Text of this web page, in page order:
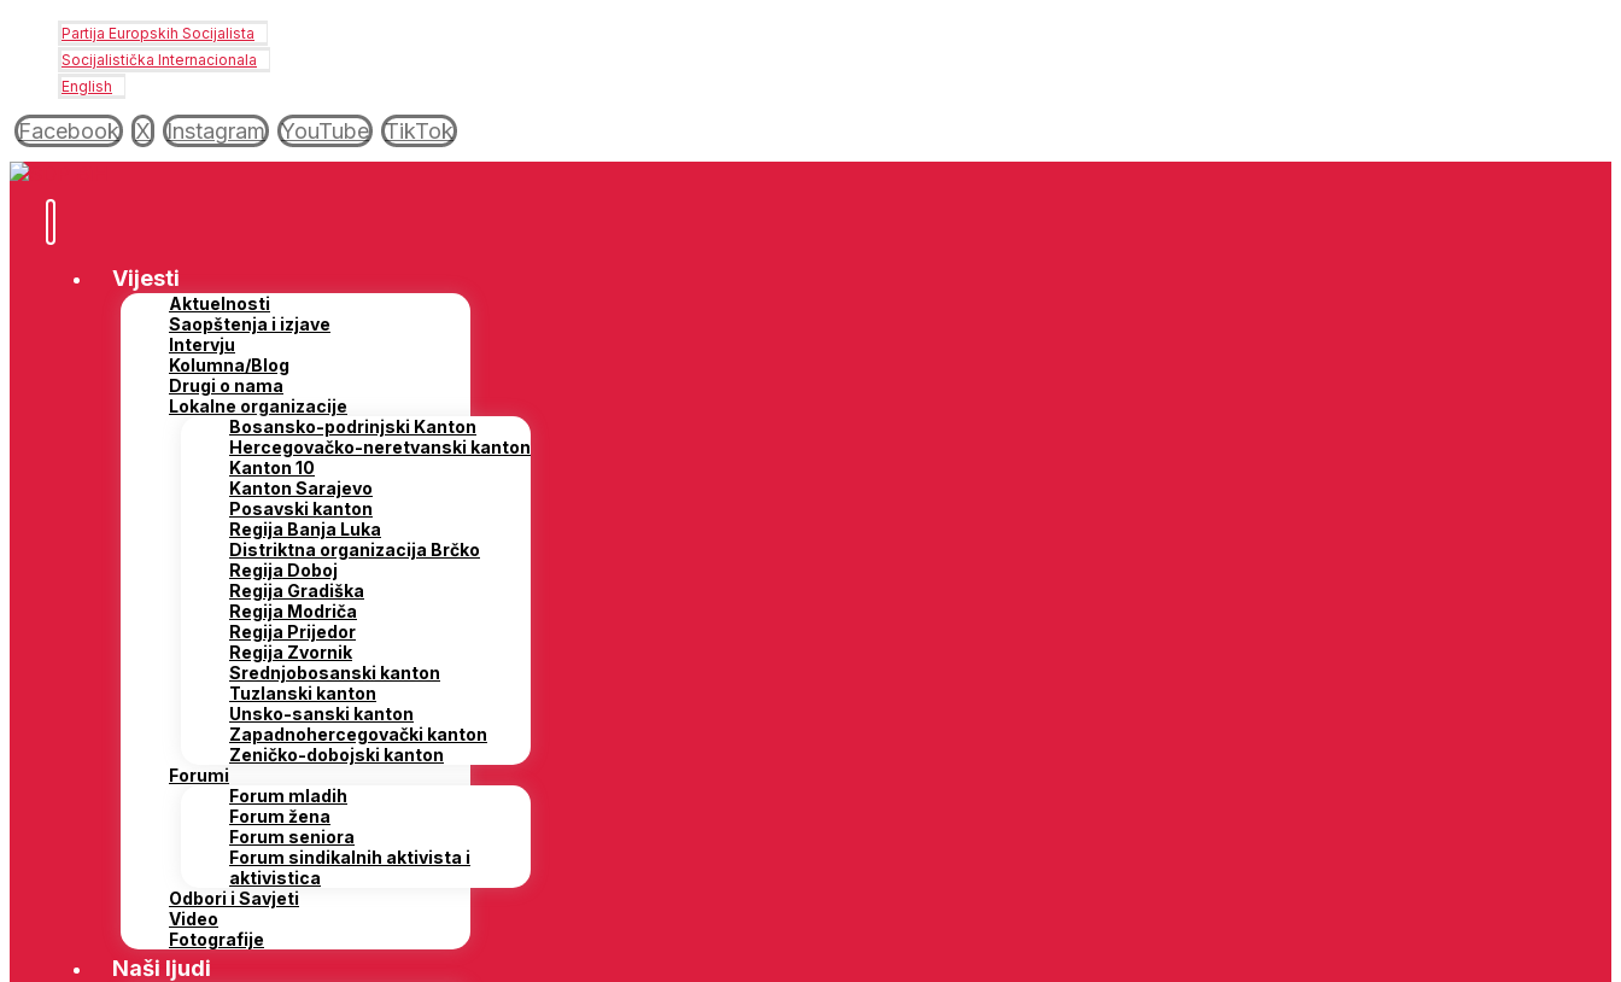
Partija Europskih Socijalista
Socijalistička Internacionala
English
Facebook X Instagram YouTube TikTok
Vijesti
Aktuelnosti
Saopštenja i izjave
Intervju
Kolumna/Blog
Drugi o nama
Lokalne organizacije
Bosansko-podrinjski Kanton
Hercegovačko-neretvanski kanton
Kanton 10
Kanton Sarajevo
Posavski kanton
Regija Banja Luka
Distriktna organizacija Brčko
Regija Doboj
Regija Gradiška
Regija Modriča
Regija Prijedor
Regija Zvornik
Srednjobosanski kanton
Tuzlanski kanton
Unsko-sanski kanton
Zapadnohercegovački kanton
Zeničko-dobojski kanton
Forumi
Forum mladih
Forum žena
Forum seniora
Forum sindikalnih aktivista i
aktivistica
Odbori i Savjeti
Video
Fotografije
Naši ljudi